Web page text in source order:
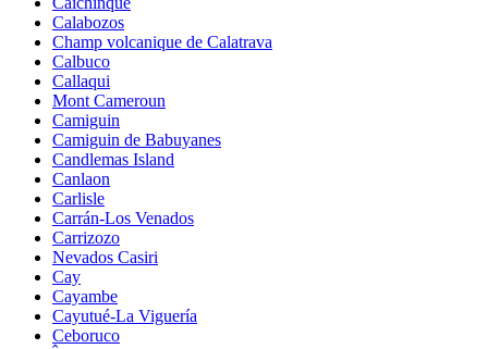
Calabozos
Champ volcanique de Calatrava
Calbuco
Callaqui
Mont Cameroun
Camiguin
Camiguin de Babuyanes
Candlemas Island
Canlaon
Carlisle
Carrán-Los Venados
Carrizozo
Nevados Casiri
Cay
Cayambe
Cayutué-La Viguería
Ceboruco